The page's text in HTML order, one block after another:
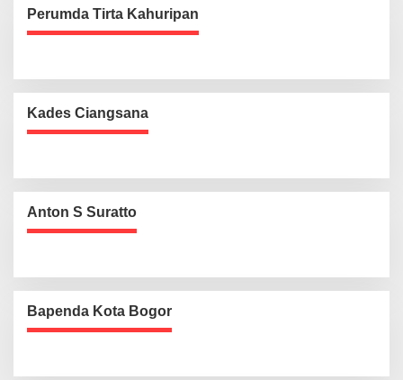
Perumda Tirta Kahuripan
Kades Ciangsana
Anton S Suratto
Bapenda Kota Bogor